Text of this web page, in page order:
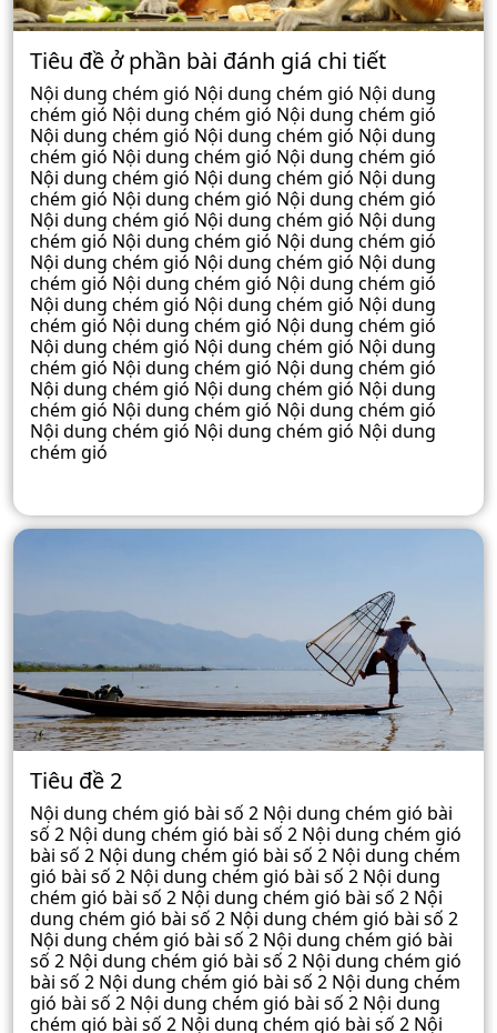
Tiêu đề ở phần bài đánh giá chi tiết
Nội dung chém gió Nội dung chém gió Nội dung
chém gió Nội dung chém gió Nội dung chém gió
Nội dung chém gió Nội dung chém gió Nội dung
chém gió Nội dung chém gió Nội dung chém gió
Nội dung chém gió Nội dung chém gió Nội dung
chém gió Nội dung chém gió Nội dung chém gió
Nội dung chém gió Nội dung chém gió Nội dung
chém gió Nội dung chém gió Nội dung chém gió
Nội dung chém gió Nội dung chém gió Nội dung
chém gió Nội dung chém gió Nội dung chém gió
Nội dung chém gió Nội dung chém gió Nội dung
chém gió Nội dung chém gió Nội dung chém gió
Nội dung chém gió Nội dung chém gió Nội dung
chém gió Nội dung chém gió Nội dung chém gió
Nội dung chém gió Nội dung chém gió Nội dung
chém gió Nội dung chém gió Nội dung chém gió
Nội dung chém gió Nội dung chém gió Nội dung
chém gió
Tiêu đề 2
Nội dung chém gió bài số 2 Nội dung chém gió bài
số 2 Nội dung chém gió bài số 2 Nội dung chém gió
bài số 2 Nội dung chém gió bài số 2 Nội dung chém
gió bài số 2 Nội dung chém gió bài số 2 Nội dung
chém gió bài số 2 Nội dung chém gió bài số 2 Nội
dung chém gió bài số 2 Nội dung chém gió bài số 2
Nội dung chém gió bài số 2 Nội dung chém gió bài
số 2 Nội dung chém gió bài số 2 Nội dung chém gió
bài số 2 Nội dung chém gió bài số 2 Nội dung chém
gió bài số 2 Nội dung chém gió bài số 2 Nội dung
chém gió bài số 2 Nội dung chém gió bài số 2 Nội